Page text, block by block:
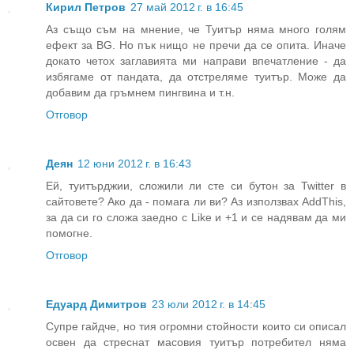
Кирил Петров 27 май 2012 г. в 16:45
Аз също съм на мнение, че Туитър няма много голям
ефект за BG. Но пък нищо не пречи да се опита. Иначе
докато четох заглавията ми направи впечатление - да
избягаме от пандата, да отстреляме туитър. Може да
добавим да гръмнем пингвина и т.н.
Отговор
Деян 12 юни 2012 г. в 16:43
Ей, туитърджии, сложили ли сте си бутон за Twitter в
сайтовете? Ако да - помага ли ви? Аз използвах AddThis,
за да си го сложа заедно с Like и +1 и се надявам да ми
помогне.
Отговор
Едуард Димитров 23 юли 2012 г. в 14:45
Супре гайдче, но тия огромни стойности които си описал
освен да стреснат масовия туитър потребител няма